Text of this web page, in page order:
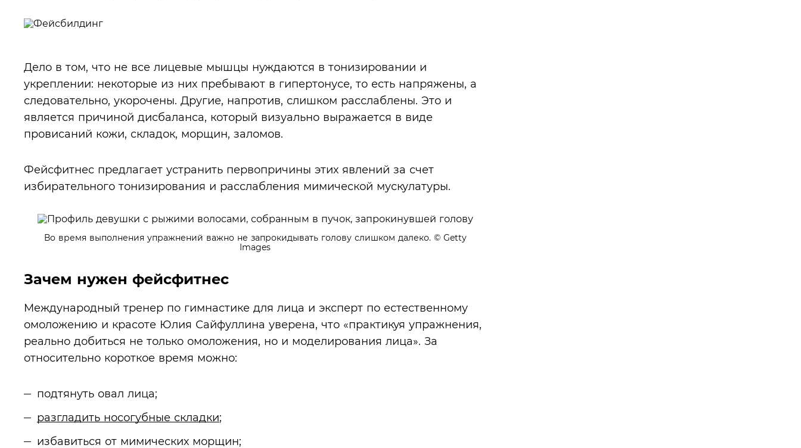
Дело в том, что не все лицевые мышцы нуждаются в тонизировании и
укреплении: некоторые из них пребывают в гипертонусе, то есть напряжены, а
следовательно, укорочены. Другие, напротив, слишком расслаблены. Это и
является причиной дисбаланса, который визуально выражается в виде
провисаний кожи, складок, морщин, заломов.
Фейсфитнес предлагает устранить первопричины этих явлений за счет
избирательного тонизирования и расслабления мимической мускулатуры.
Во время выполнения упражнений важно не запрокидывать голову слишком далеко. © Getty
Images
Зачем нужен фейсфитнес
Международный тренер по гимнастике для лица и эксперт по естественному
омоложению и красоте Юлия Сайфуллина уверена, что «практикуя упражнения,
реально добиться не только омоложения, но и моделирования лица». За
относительно короткое время можно:
подтянуть овал лица;
разгладить носогубные складки;
избавиться от мимических морщин;